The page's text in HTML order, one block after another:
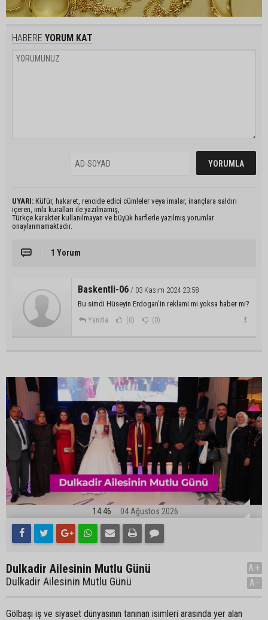
HABERE YORUM KAT
UYARI: Küfür, hakaret, rencide edici cümleler veya imalar, inançlara saldırı
içeren, imla kuralları ile yazılmamış,
Türkçe karakter kullanılmayan ve büyük harflerle yazılmış yorumlar
onaylanmamaktadır.
1 Yorum
Baskentli-06 / 03 Kasım 2024 23:58
Bu simdi Hüseyin Erdogan'in reklami mi yoksa haber mi?
Yanıtla (0) (0)
14:46 04 Ağustos 2026
Dulkadir Ailesinin Mutlu Günü
Dulkadir Ailesinin Mutlu Günü
A+
A-
Gölbaşı iş ve siyaset dünyasının tanınan isimleri arasında yer alan